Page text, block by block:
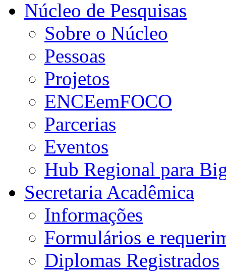
Núcleo de Pesquisas
Sobre o Núcleo
Pessoas
Projetos
ENCEemFOCO
Parcerias
Eventos
Hub Regional para
Secretaria Acadêmica
Informações
Formulários e
Diplomas Registrados